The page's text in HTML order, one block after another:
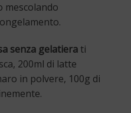
mescolando
senza gelatiera ti
200ml di latte
in polvere, 100g di